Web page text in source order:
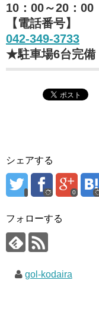
10：00～20：00
【電話番号】
042-349-3733
★駐車場6台完備
シェアする
0
フォローする
gol-kodaira